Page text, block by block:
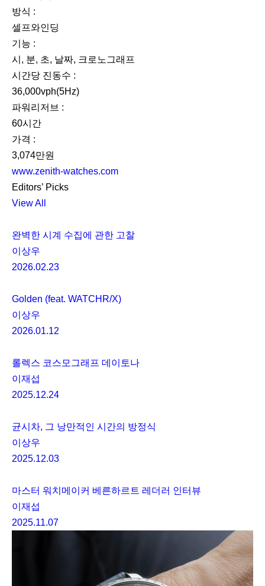
방식 :
셀프와인딩
기능 :
시, 분, 초, 날짜, 크로노그래프
시간당 진동수 :
36,000vph(5Hz)
파워리저브 :
60시간
가격 :
3,074만원
www.zenith-watches.com
Editors’ Picks
View All
완벽한 시계 수집에 관한 고찰
이상우
2026.02.23
Golden (feat. WATCHR/X)
이상우
2026.01.12
롤렉스 코스모그래프 데이토나
이재섭
2025.12.24
균시차, 그 낭만적인 시간의 방정식
이상우
2025.12.03
마스터 워치메이커 베른하르트 레더러 인터뷰
이재섭
2025.11.07